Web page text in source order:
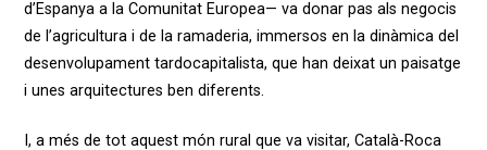
d’Espanya a la Comunitat Europea— va donar pas als negocis
de l’agricultura i de la ramaderia, immersos en la dinàmica del
desenvolupament tardocapitalista, que han deixat un paisatge
i unes arquitectures ben diferents.
I, a més de tot aquest món rural que va visitar, Català-Roca